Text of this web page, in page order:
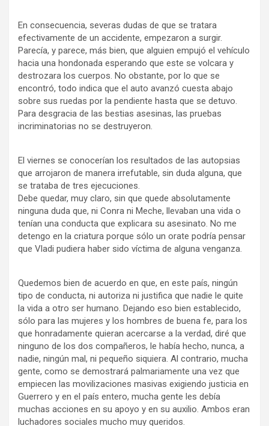
En consecuencia, severas dudas de que se tratara
efectivamente de un accidente, empezaron a surgir.
Parecía, y parece, más bien, que alguien empujó el vehículo
hacia una hondonada esperando que este se volcara y
destrozara los cuerpos. No obstante, por lo que se
encontró, todo indica que el auto avanzó cuesta abajo
sobre sus ruedas por la pendiente hasta que se detuvo.
Para desgracia de las bestias asesinas, las pruebas
incriminatorias no se destruyeron.
El viernes se conocerían los resultados de las autopsias
que arrojaron de manera irrefutable, sin duda alguna, que
se trataba de tres ejecuciones.
Debe quedar, muy claro, sin que quede absolutamente
ninguna duda que, ni Conra ni Meche, llevaban una vida o
tenían una conducta que explicara su asesinato. No me
detengo en la criatura porque sólo un orate podría pensar
que Vladi pudiera haber sido víctima de alguna venganza.
Quedemos bien de acuerdo en que, en este país, ningún
tipo de conducta, ni autoriza ni justifica que nadie le quite
la vida a otro ser humano. Dejando eso bien establecido,
sólo para las mujeres y los hombres de buena fe, para los
que honradamente quieran acercarse a la verdad, diré que
ninguno de los dos compañeros, le había hecho, nunca, a
nadie, ningún mal, ni pequeño siquiera. Al contrario, mucha
gente, como se demostrará palmariamente una vez que
empiecen las movilizaciones masivas exigiendo justicia en
Guerrero y en el país entero, mucha gente les debía
muchas acciones en su apoyo y en su auxilio. Ambos eran
luchadores sociales mucho muy queridos.